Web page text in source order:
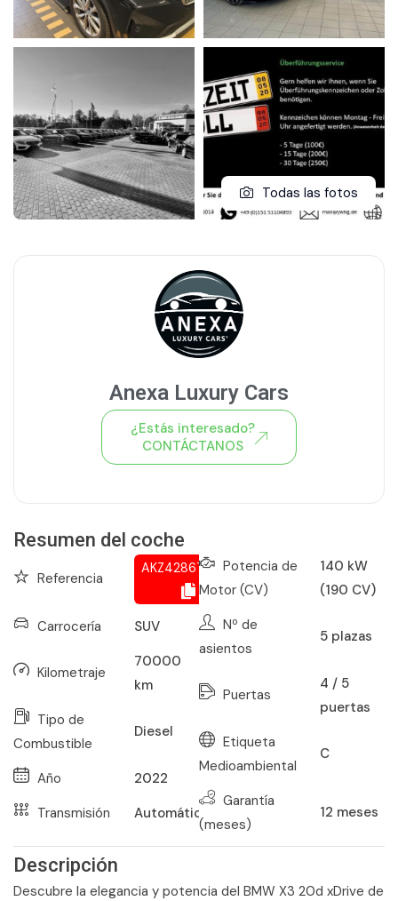
Todas las fotos
Resumen del coche
Referencia
AKZ428677852
Carrocería SUV
Kilometraje
70000
km
Tipo de
Combustible
Diesel
Año
2022
Transmisión
Automático
Potencia de
Motor (CV)
140 kW
(190 CV)
Nº de
asientos
5 plazas
Puertas
4 / 5
puertas
Etiqueta
Medioambiental
C
Garantía
(meses)
12 meses
Descripción
Descubre la elegancia y potencia del BMW X3 20d xDrive de
Anexa Luxury Cars
¿Estás interesado?
CONTÁCTANOS